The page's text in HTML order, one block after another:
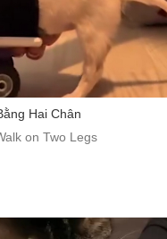
Hai Chân
on Two Legs